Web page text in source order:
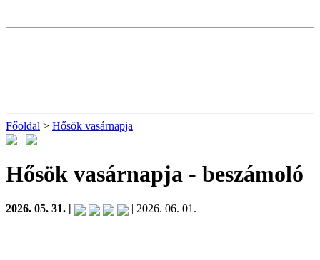
Főoldal > Hősök vasárnapja
Hősök vasárnapja - beszámoló
2026. 05. 31. | | 2026. 06. 01.